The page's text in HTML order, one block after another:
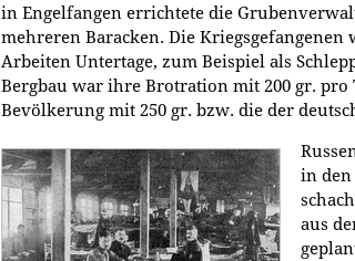
in Engelfangen errichtete die
mehreren Baracken. Die
Arbeiten Untertage, zum Beispiel als
Bergbau war ihre Brotration mit 200 gr. pro
Bevölkerung mit 250 gr. bzw. die der
in den
aus